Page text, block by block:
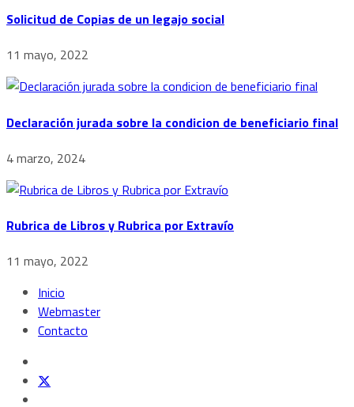
Solicitud de Copias de un legajo social
11 mayo, 2022
Declaración jurada sobre la condicion de beneficiario final
4 marzo, 2024
Rubrica de Libros y Rubrica por Extravío
11 mayo, 2022
Inicio
Webmaster
Contacto